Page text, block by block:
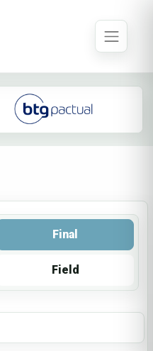
Final
Field